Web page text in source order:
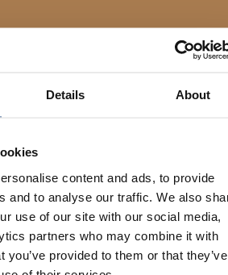
Details About
content and ads, to provide
and to analyse our traffic. We also
use of our site with our social media,
partners who may combine it with
you’ve provided to them or that they’ve
für alle
Bauernspiele und Bauerngolf
€ 52,00 pP
mehr Informationen